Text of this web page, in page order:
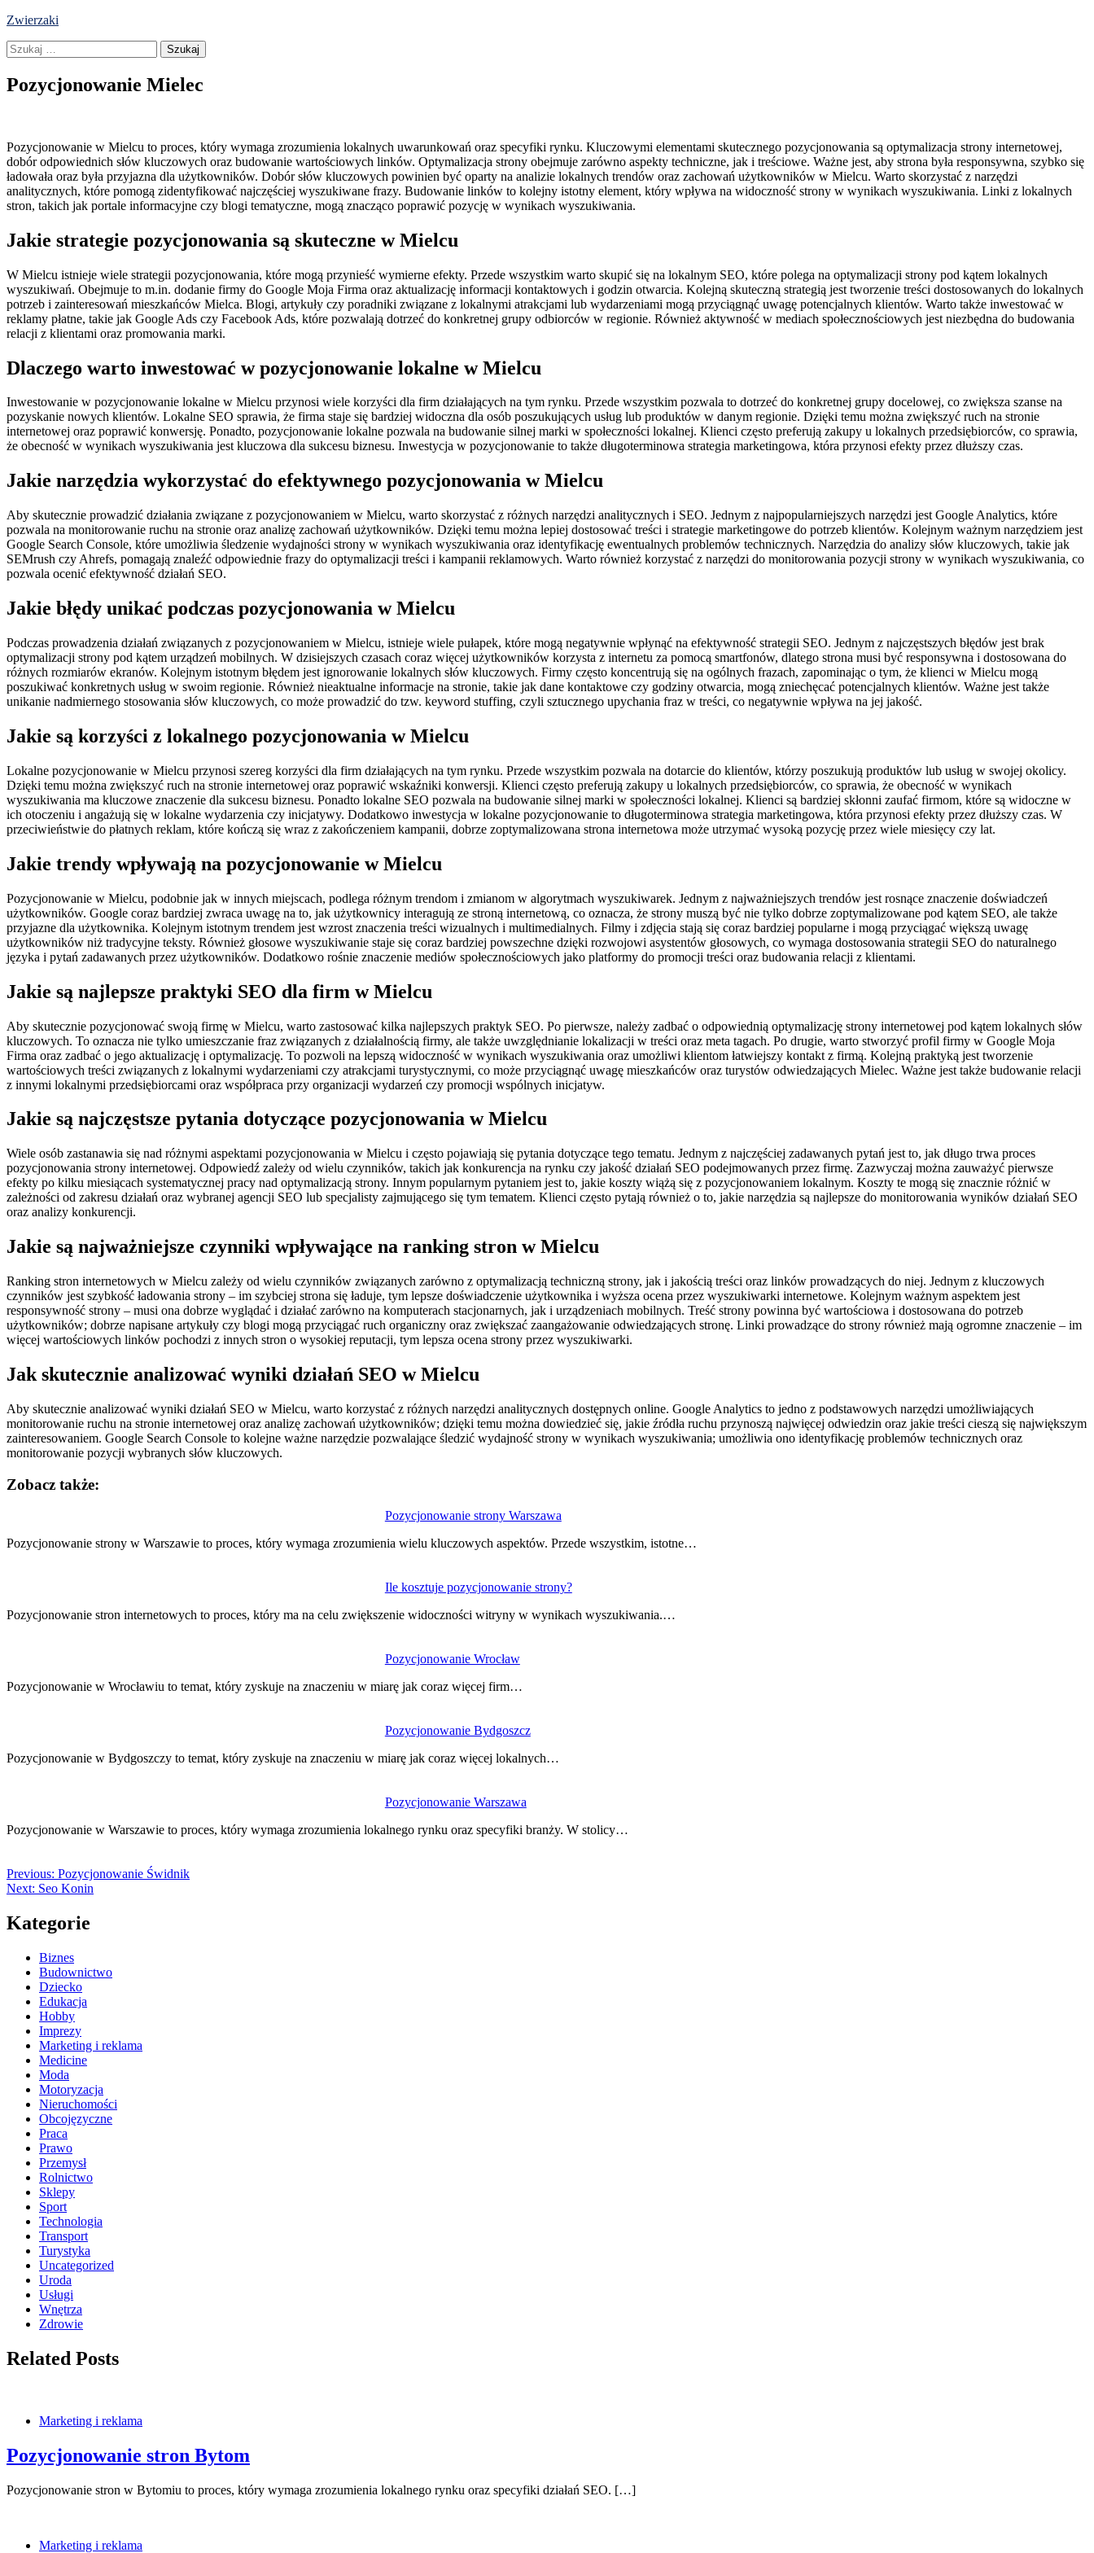
Skip
content
Zwierzaki
Szukaj:
Pozycjonowanie Mielec
Pozycjonowanie w Mielcu to proces, który wymaga zrozumienia lokalnych uwarunkowań oraz specyfiki rynku. Kluczowymi elementami skutecznego pozycjonowania są optymalizacja strony internetowej,
dobór odpowiednich słów kluczowych oraz budowanie wartościowych linków. Optymalizacja strony obejmuje zarówno aspekty techniczne, jak i treściowe. Ważne jest, aby strona była responsywna, szybko się
ładowała oraz była przyjazna dla użytkowników. Dobór słów kluczowych powinien być oparty na analizie lokalnych trendów oraz zachowań użytkowników w Mielcu. Warto skorzystać z narzędzi
analitycznych, które pomogą zidentyfikować najczęściej wyszukiwane frazy. Budowanie linków to kolejny istotny element, który wpływa na widoczność strony w wynikach wyszukiwania. Linki z lokalnych
stron, takich jak portale informacyjne czy blogi tematyczne, mogą znacząco poprawić pozycję w wynikach wyszukiwania.
Jakie strategie pozycjonowania są skuteczne w Mielcu
W Mielcu istnieje wiele strategii pozycjonowania, które mogą przynieść wymierne efekty. Przede wszystkim warto skupić się na lokalnym SEO, które polega na optymalizacji strony pod kątem lokalnych
wyszukiwań. Obejmuje to m.in. dodanie firmy do Google Moja Firma oraz aktualizację informacji kontaktowych i godzin otwarcia. Kolejną skuteczną strategią jest tworzenie treści dostosowanych do lokalnych
potrzeb i zainteresowań mieszkańców Mielca. Blogi, artykuły czy poradniki związane z lokalnymi atrakcjami lub wydarzeniami mogą przyciągnąć uwagę potencjalnych klientów. Warto także inwestować w
reklamy płatne, takie jak Google Ads czy Facebook Ads, które pozwalają dotrzeć do konkretnej grupy odbiorców w regionie. Również aktywność w mediach społecznościowych jest niezbędna do budowania
relacji z klientami oraz promowania marki.
Dlaczego warto inwestować w pozycjonowanie lokalne w Mielcu
Inwestowanie w pozycjonowanie lokalne w Mielcu przynosi wiele korzyści dla firm działających na tym rynku. Przede wszystkim pozwala to dotrzeć do konkretnej grupy docelowej, co zwiększa szanse na
pozyskanie nowych klientów. Lokalne SEO sprawia, że firma staje się bardziej widoczna dla osób poszukujących usług lub produktów w danym regionie. Dzięki temu można zwiększyć ruch na stronie
internetowej oraz poprawić konwersję. Ponadto, pozycjonowanie lokalne pozwala na budowanie silnej marki w społeczności lokalnej. Klienci często preferują zakupy u lokalnych przedsiębiorców, co sprawia,
że obecność w wynikach wyszukiwania jest kluczowa dla sukcesu biznesu. Inwestycja w pozycjonowanie to także długoterminowa strategia marketingowa, która przynosi efekty przez dłuższy czas.
Jakie narzędzia wykorzystać do efektywnego pozycjonowania w Mielcu
Aby skutecznie prowadzić działania związane z pozycjonowaniem w Mielcu, warto skorzystać z różnych narzędzi analitycznych i SEO. Jednym z najpopularniejszych narzędzi jest Google Analytics, które
pozwala na monitorowanie ruchu na stronie oraz analizę zachowań użytkowników. Dzięki temu można lepiej dostosować treści i strategie marketingowe do potrzeb klientów. Kolejnym ważnym narzędziem jest
Google Search Console, które umożliwia śledzenie wydajności strony w wynikach wyszukiwania oraz identyfikację ewentualnych problemów technicznych. Narzędzia do analizy słów kluczowych, takie jak
SEMrush czy Ahrefs, pomagają znaleźć odpowiednie frazy do optymalizacji treści i kampanii reklamowych. Warto również korzystać z narzędzi do monitorowania pozycji strony w wynikach wyszukiwania, co
pozwala ocenić efektywność działań SEO.
Jakie błędy unikać podczas pozycjonowania w Mielcu
Podczas prowadzenia działań związanych z pozycjonowaniem w Mielcu, istnieje wiele pułapek, które mogą negatywnie wpłynąć na efektywność strategii SEO. Jednym z najczęstszych błędów jest brak
optymalizacji strony pod kątem urządzeń mobilnych. W dzisiejszych czasach coraz więcej użytkowników korzysta z internetu za pomocą smartfonów, dlatego strona musi być responsywna i dostosowana do
różnych rozmiarów ekranów. Kolejnym istotnym błędem jest ignorowanie lokalnych słów kluczowych. Firmy często koncentrują się na ogólnych frazach, zapominając o tym, że klienci w Mielcu mogą
poszukiwać konkretnych usług w swoim regionie. Również nieaktualne informacje na stronie, takie jak dane kontaktowe czy godziny otwarcia, mogą zniechęcać potencjalnych klientów. Ważne jest także
unikanie nadmiernego stosowania słów kluczowych, co może prowadzić do tzw. keyword stuffing, czyli sztucznego upychania fraz w treści, co negatywnie wpływa na jej jakość.
Jakie są korzyści z lokalnego pozycjonowania w Mielcu
Lokalne pozycjonowanie w Mielcu przynosi szereg korzyści dla firm działających na tym rynku. Przede wszystkim pozwala na dotarcie do klientów, którzy poszukują produktów lub usług w swojej okolicy.
Dzięki temu można zwiększyć ruch na stronie internetowej oraz poprawić wskaźniki konwersji. Klienci często preferują zakupy u lokalnych przedsiębiorców, co sprawia, że obecność w wynikach
wyszukiwania ma kluczowe znaczenie dla sukcesu biznesu. Ponadto lokalne SEO pozwala na budowanie silnej marki w społeczności lokalnej. Klienci są bardziej skłonni zaufać firmom, które są widoczne w
ich otoczeniu i angażują się w lokalne wydarzenia czy inicjatywy. Dodatkowo inwestycja w lokalne pozycjonowanie to długoterminowa strategia marketingowa, która przynosi efekty przez dłuższy czas. W
przeciwieństwie do płatnych reklam, które kończą się wraz z zakończeniem kampanii, dobrze zoptymalizowana strona internetowa może utrzymać wysoką pozycję przez wiele miesięcy czy lat.
Jakie trendy wpływają na pozycjonowanie w Mielcu
Pozycjonowanie w Mielcu, podobnie jak w innych miejscach, podlega różnym trendom i zmianom w algorytmach wyszukiwarek. Jednym z najważniejszych trendów jest rosnące znaczenie doświadczeń
użytkowników. Google coraz bardziej zwraca uwagę na to, jak użytkownicy interagują ze stroną internetową, co oznacza, że strony muszą być nie tylko dobrze zoptymalizowane pod kątem SEO, ale także
przyjazne dla użytkownika. Kolejnym istotnym trendem jest wzrost znaczenia treści wizualnych i multimedialnych. Filmy i zdjęcia stają się coraz bardziej popularne i mogą przyciągać większą uwagę
użytkowników niż tradycyjne teksty. Również głosowe wyszukiwanie staje się coraz bardziej powszechne dzięki rozwojowi asystentów głosowych, co wymaga dostosowania strategii SEO do naturalnego
języka i pytań zadawanych przez użytkowników. Dodatkowo rośnie znaczenie mediów społecznościowych jako platformy do promocji treści oraz budowania relacji z klientami.
Jakie są najlepsze praktyki SEO dla firm w Mielcu
Aby skutecznie pozycjonować swoją firmę w Mielcu, warto zastosować kilka najlepszych praktyk SEO. Po pierwsze, należy zadbać o odpowiednią optymalizację strony internetowej pod kątem lokalnych słów
kluczowych. To oznacza nie tylko umieszczanie fraz związanych z działalnością firmy, ale także uwzględnianie lokalizacji w treści oraz meta tagach. Po drugie, warto stworzyć profil firmy w Google Moja
Firma oraz zadbać o jego aktualizację i optymalizację. To pozwoli na lepszą widoczność w wynikach wyszukiwania oraz umożliwi klientom łatwiejszy kontakt z firmą. Kolejną praktyką jest tworzenie
wartościowych treści związanych z lokalnymi wydarzeniami czy atrakcjami turystycznymi, co może przyciągnąć uwagę mieszkańców oraz turystów odwiedzających Mielec. Ważne jest także budowanie relacji
z innymi lokalnymi przedsiębiorcami oraz współpraca przy organizacji wydarzeń czy promocji wspólnych inicjatyw.
Jakie są najczęstsze pytania dotyczące pozycjonowania w Mielcu
Wiele osób zastanawia się nad różnymi aspektami pozycjonowania w Mielcu i często pojawiają się pytania dotyczące tego tematu. Jednym z najczęściej zadawanych pytań jest to, jak długo trwa proces
pozycjonowania strony internetowej. Odpowiedź zależy od wielu czynników, takich jak konkurencja na rynku czy jakość działań SEO podejmowanych przez firmę. Zazwyczaj można zauważyć pierwsze
efekty po kilku miesiącach systematycznej pracy nad optymalizacją strony. Innym popularnym pytaniem jest to, jakie koszty wiążą się z pozycjonowaniem lokalnym. Koszty te mogą się znacznie różnić w
zależności od zakresu działań oraz wybranej agencji SEO lub specjalisty zajmującego się tym tematem. Klienci często pytają również o to, jakie narzędzia są najlepsze do monitorowania wyników działań SEO
oraz analizy konkurencji.
Jakie są najważniejsze czynniki wpływające na ranking stron w Mielcu
Ranking stron internetowych w Mielcu zależy od wielu czynników związanych zarówno z optymalizacją techniczną strony, jak i jakością treści oraz linków prowadzących do niej. Jednym z kluczowych
czynników jest szybkość ładowania strony – im szybciej strona się ładuje, tym lepsze doświadczenie użytkownika i wyższa ocena przez wyszukiwarki internetowe. Kolejnym ważnym aspektem jest
responsywność strony – musi ona dobrze wyglądać i działać zarówno na komputerach stacjonarnych, jak i urządzeniach mobilnych. Treść strony powinna być wartościowa i dostosowana do potrzeb
użytkowników; dobrze napisane artykuły czy blogi mogą przyciągać ruch organiczny oraz zwiększać zaangażowanie odwiedzających stronę. Linki prowadzące do strony również mają ogromne znaczenie – im
więcej wartościowych linków pochodzi z innych stron o wysokiej reputacji, tym lepsza ocena strony przez wyszukiwarki.
Jak skutecznie analizować wyniki działań SEO w Mielcu
Aby skutecznie analizować wyniki działań SEO w Mielcu, warto korzystać z różnych narzędzi analitycznych dostępnych online. Google Analytics to jedno z podstawowych narzędzi umożliwiających
monitorowanie ruchu na stronie internetowej oraz analizę zachowań użytkowników; dzięki temu można dowiedzieć się, jakie źródła ruchu przynoszą najwięcej odwiedzin oraz jakie treści cieszą się największym
zainteresowaniem. Google Search Console to kolejne ważne narzędzie pozwalające śledzić wydajność strony w wynikach wyszukiwania; umożliwia ono identyfikację problemów technicznych oraz
monitorowanie pozycji wybranych słów kluczowych.
Zobacz także:
Pozycjonowanie strony Warszawa
Pozycjonowanie strony w Warszawie to proces, który wymaga zrozumienia wielu kluczowych aspektów. Przede wszystkim, istotne…
Ile kosztuje pozycjonowanie strony?
Pozycjonowanie stron internetowych to proces, który ma na celu zwiększenie widoczności witryny w wynikach wyszukiwania.…
Pozycjonowanie Wrocław
Pozycjonowanie w Wrocławiu to temat, który zyskuje na znaczeniu w miarę jak coraz więcej firm…
Pozycjonowanie Bydgoszcz
Pozycjonowanie w Bydgoszczy to temat, który zyskuje na znaczeniu w miarę jak coraz więcej lokalnych…
Pozycjonowanie Warszawa
Pozycjonowanie w Warszawie to proces, który wymaga zrozumienia lokalnego rynku oraz specyfiki branży. W stolicy…
wpisu
Previous: Pozycjonowanie Świdnik
Next: Seo Konin
Kategorie
Biznes
Budownictwo
Dziecko
Edukacja
Hobby
Imprezy
Marketing i reklama
Medicine
Moda
Motoryzacja
Nieruchomości
Obcojęzyczne
Praca
Prawo
Przemysł
Rolnictwo
Sklepy
Sport
Technologia
Transport
Turystyka
Uncategorized
Uroda
Usługi
Wnętrza
Zdrowie
Related Posts
Marketing i reklama
Pozycjonowanie stron Bytom
Pozycjonowanie stron w Bytomiu to proces, który wymaga zrozumienia lokalnego rynku oraz specyfiki działań SEO. […]
Marketing i reklama